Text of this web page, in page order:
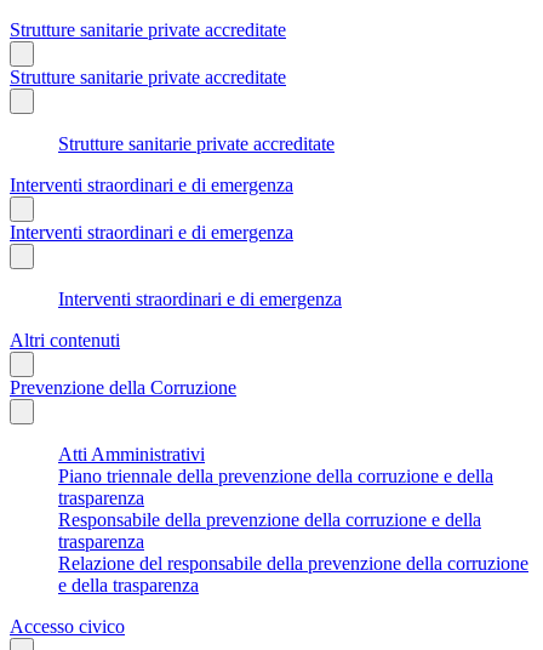
Strutture sanitarie private accreditate
Strutture sanitarie private accreditate
Strutture sanitarie private accreditate
Interventi straordinari e di emergenza
Interventi straordinari e di emergenza
Interventi straordinari e di emergenza
Altri contenuti
Prevenzione della Corruzione
Atti Amministrativi
Piano triennale della prevenzione della corruzione e della
trasparenza
Responsabile della prevenzione della corruzione e della
trasparenza
Relazione del responsabile della prevenzione della corruzione
e della trasparenza
Accesso civico